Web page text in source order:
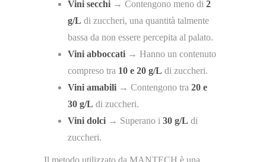
Vini secchi → Contengono meno di 2
g/L di zuccheri, una quantità talmente
bassa da non essere percepita al palato.
Vini abboccati → Hanno un contenuto
compreso tra 10 e 20 g/L di zuccheri.
Vini amabili → Contengono tra 20 e
30 g/L di zuccheri.
Vini dolci → Superano i 30 g/L di
zuccheri.